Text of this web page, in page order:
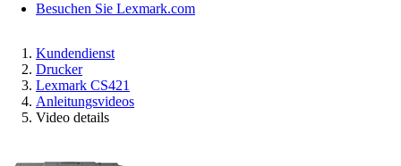
Besuchen Sie Lexmark.com
Kundendienst
Drucker
Lexmark CS421
Anleitungsvideos
Video details